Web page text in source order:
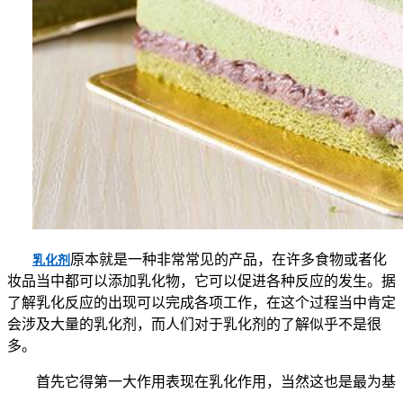
乳化剂 原本就是一种非常常见的产品，在许多食物或者化
妆品当中都可以添加乳化物，它可以促进各种反应的发生。据
了解乳化反应的出现可以完成各项工作，在这个过程当中肯定
会涉及大量的乳化剂，而人们对于乳化剂的了解似乎不是很
多。
首先它得第一大作用表现在乳化作用，当然这也是最为基